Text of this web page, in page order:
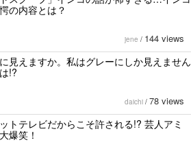
の内容とは？
jene / 144 views
見えますか。私はグレーにしか見えません
!?
daichi / 78 views
トテレビだからこそ許される!? 芸人アミ
爆笑！